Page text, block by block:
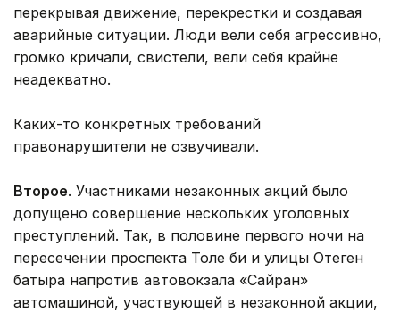
перекрывая движение, перекрестки и создавая
аварийные ситуации. Люди вели себя агрессивно,
громко кричали, свистели, вели себя крайне
неадекватно.
Каких-то конкретных требований
правонарушители не озвучивали.
Второе. Участниками незаконных акций было
допущено совершение нескольких уголовных
преступлений. Так, в половине первого ночи на
пересечении проспекта Толе би и улицы Отеген
батыра напротив автовокзала «Сайран»
автомашиной, участвующей в незаконной акции,